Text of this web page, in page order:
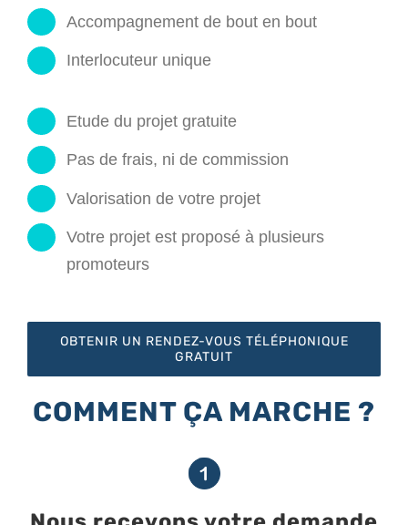
Accompagnement de bout en bout
Interlocuteur unique
Etude du projet gratuite
Pas de frais, ni de commission
Valorisation de votre projet
Votre projet est proposé à plusieurs
promoteurs
OBTENIR UN RENDEZ-VOUS TÉLÉPHONIQUE
GRATUIT
COMMENT ÇA MARCHE ?